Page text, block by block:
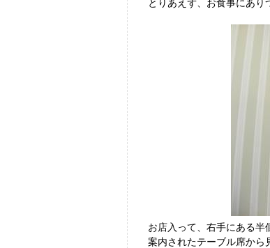
とりあえず、お食事にあり
お店入って、右手にある半
案内されたテーブル席から